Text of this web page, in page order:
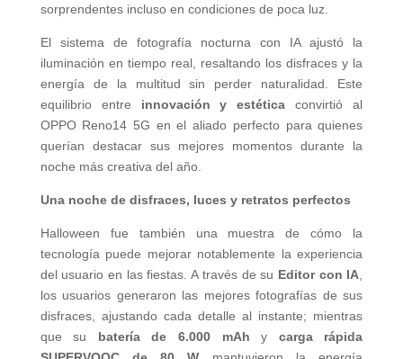
sorprendentes incluso en condiciones de poca luz.
El sistema de fotografía nocturna con IA ajustó la
iluminación en tiempo real, resaltando los disfraces y la
energía de la multitud sin perder naturalidad. Este
equilibrio entre innovación y estética convirtió al
OPPO Reno14 5G en el aliado perfecto para quienes
querían destacar sus mejores momentos durante la
noche más creativa del año.
Una noche de disfraces, luces y retratos perfectos
Halloween fue también una muestra de cómo la
tecnología puede mejorar notablemente la experiencia
del usuario en las fiestas. A través de su Editor con IA
los usuarios generaron las mejores fotografías de sus
disfraces, ajustando cada detalle al instante; mientras
que su batería de 6.000 mAh y carga rápida